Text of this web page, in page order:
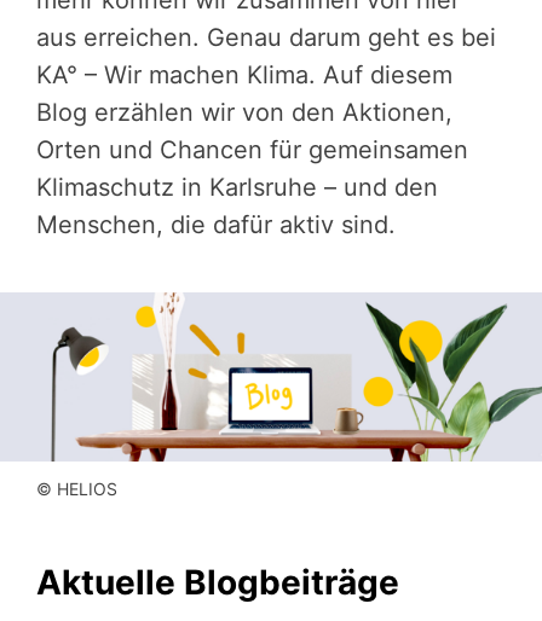
aus erreichen. Genau darum geht es bei
KA° – Wir machen Klima. Auf diesem
Blog erzählen wir von den Aktionen,
Orten und Chancen für gemeinsamen
Klimaschutz in Karlsruhe – und den
Menschen, die dafür aktiv sind.
© HELIOS
Aktuelle Blogbeiträge